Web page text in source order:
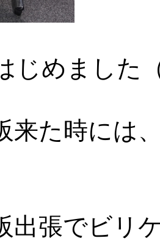
じめました
来た時には
出張でビリ